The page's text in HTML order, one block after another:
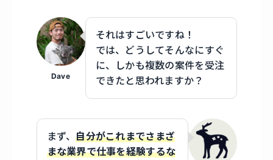
Dave
それはすごいですね！
では、どうしてそんなにすぐ
に、しかも複数の案件を受注
できたと思われますか？
まず、自分がこれまでさまざ
まな業界で仕事を経験するな